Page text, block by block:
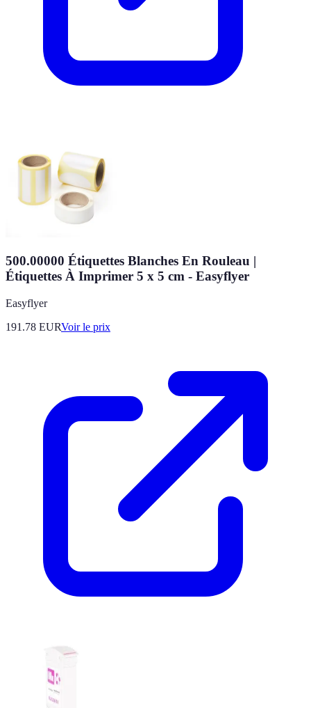
500.00000 Étiquettes Blanches En Rouleau |
Étiquettes À Imprimer 5 x 5 cm - Easyflyer
Easyflyer
191.78 EURVoir le prix